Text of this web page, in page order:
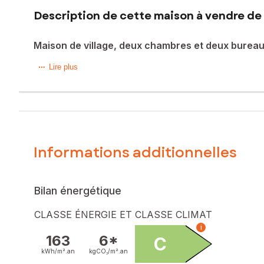
Description de cette maison à vendre de
Maison de village, deux chambres et deux
Dans une ruelle calme, à proximité des écoles et des
Elle se compose en R-1 d’une salle d’eau avec WC et
Au premier étage, vous profiterez d’une agréable pièce
Les plus : Cheminée insert - Climatisation réversible -
Visite virtuelle disponible sur demande !!!
Les informations sur les risques auxquels ce bien est
Prix de vente : 169 000 €
Lire plus
Informations additionnelles
Bilan énergétique
CLASSE ÉNERGIE ET CLASSE CLIMAT
163
kWh/m². an
6*
kgCO₂/m². an C
i